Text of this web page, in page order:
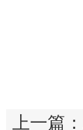
上一篇：